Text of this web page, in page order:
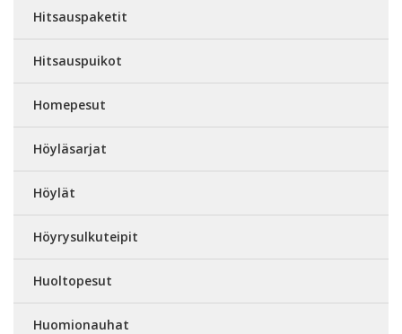
Hitsauspaketit
Hitsauspuikot
Homepesut
Höyläsarjat
Höylät
Höyrysulkuteipit
Huoltopesut
Huomionauhat